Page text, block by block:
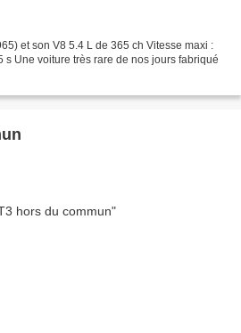
et son V8 5.4 L de 365 ch Vitesse maxi :
s Une voiture très rare de nos jours fabriqué